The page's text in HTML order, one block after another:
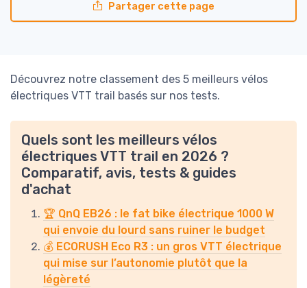
Partager cette page
Découvrez notre classement des 5 meilleurs vélos
électriques VTT trail basés sur nos tests.
Quels sont les meilleurs vélos
électriques VTT trail en 2026 ?
Comparatif, avis, tests & guides
d'achat
🏆 QnQ EB26 : le fat bike électrique 1000 W
qui envoie du lourd sans ruiner le budget
💰 ECORUSH Eco R3 : un gros VTT électrique
qui mise sur l’autonomie plutôt que la
légèreté